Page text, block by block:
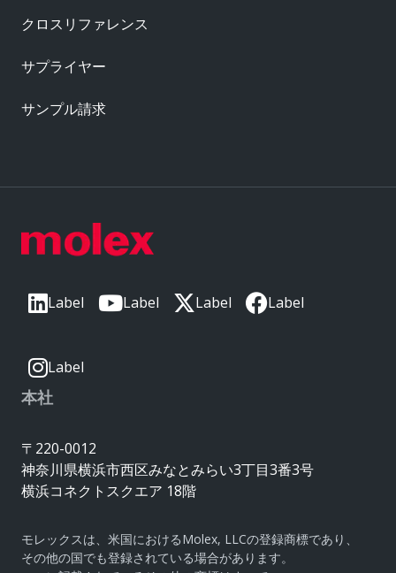
Label Label Label Label
Label
本社
〒220-0012
神奈川県横浜市西区みなとみらい3丁目3番3号
横浜コネクトスクエア 18階
モレックスは、米国におけるMolex, LLCの登録商標であり、
その他の国でも登録されている場合があります。
クロスリファレンス
サプライヤー
サンプル請求